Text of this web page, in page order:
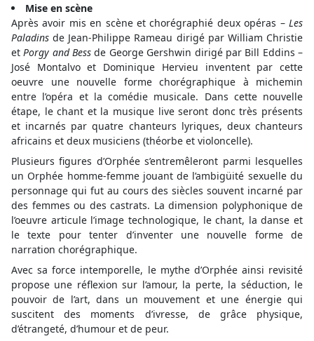
Mise en scène
Après avoir mis en scène et chorégraphié deux opéras – Les
Paladins de Jean-Philippe Rameau dirigé par William Christie
etPorgy and Bess de George Gershwin dirigé par Bill Eddins –
José Montalvo et Dominique Hervieu inventent par cette
oeuvre une nouvelle forme chorégraphique à michemin
entre l’opéra et la comédie musicale. Dans cette nouvelle
étape, le chant et la musique live seront donc très présents
et incarnés par quatre chanteurs lyriques, deux chanteurs
africains et deux musiciens (théorbe et violoncelle).
Plusieurs figures d’Orphée s’entremêleront parmi lesquelles
un Orphée homme-femme jouant de l’ambigüité sexuelle du
personnage qui fut au cours des siècles souvent incarné par
des femmes ou des castrats. La dimension polyphonique de
l’oeuvre articule l’image technologique, le chant, la danse et
le texte pour tenter d’inventer une nouvelle forme de
narration chorégraphique.
Avec sa force intemporelle, le mythe d’Orphée ainsi revisité
propose une réflexion sur l’amour, la perte, la séduction, le
pouvoir de l’art, dans un mouvement et une énergie qui
suscitent des moments d’ivresse, de grâce physique,
d’étrangeté, d’humour et de peur.